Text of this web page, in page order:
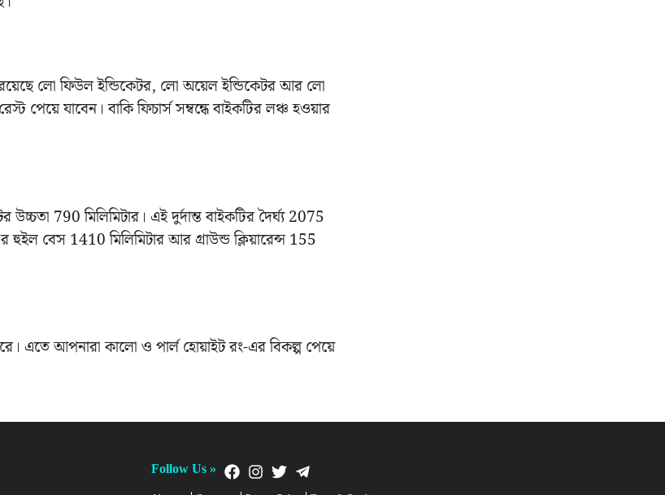
লো ফিউল ইন্ডিকেটর, লো অয়েল ইন্ডিকেটর আর লো
পেয়ে যাবেন। বাকি ফিচার্স সম্বন্ধে বাইকটির লঞ্চ হওয়ার
790 মিলিমিটার। এই দুর্দান্ত বাইকটির দৈর্ঘ্য 2075
হুইল বেস 1410 মিলিমিটার আর গ্রাউন্ড ক্লিয়ারেন্স 155
এতে আপনারা কালো ও পার্ল হোয়াইট রং-এর বিকল্প পেয়ে
Follow Us »